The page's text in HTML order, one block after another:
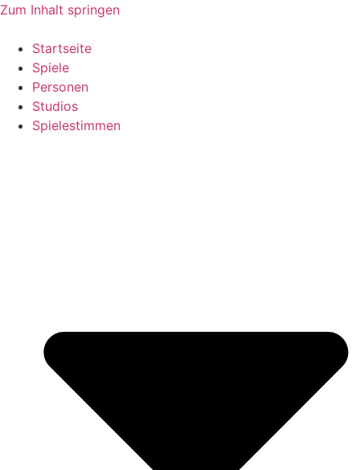
Zum Inhalt springen
Startseite
Spiele
Personen
Studios
Spielestimmen